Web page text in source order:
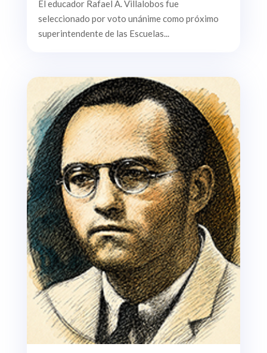
El educador Rafael A. Villalobos fue
seleccionado por voto unánime como próximo
superintendente de las Escuelas...